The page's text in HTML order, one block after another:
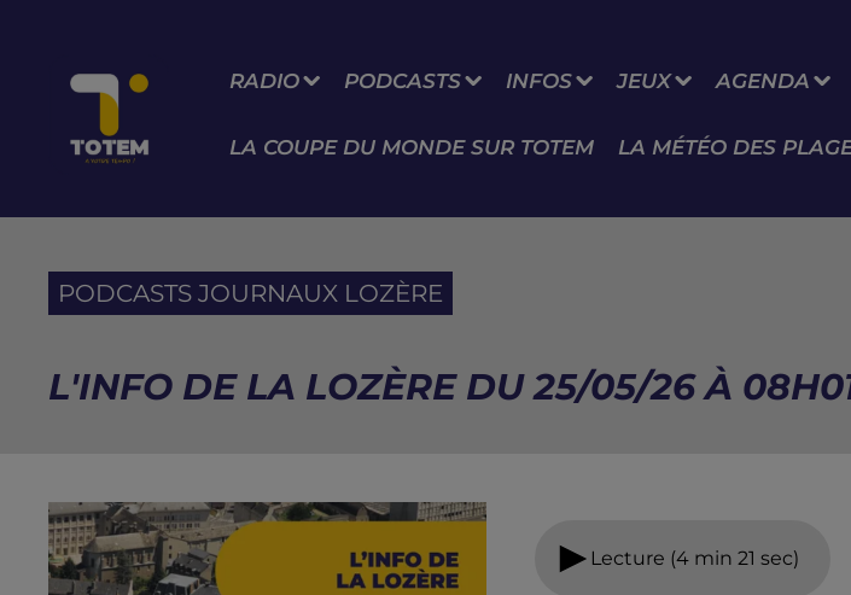
RADIO PODCASTS INFOS JEUX AGENDA
LA COUPE DU MONDE SUR TOTEM LA MÉTÉO DES
PODCASTS JOURNAUX LOZÈRE
L'INFO DE LA LOZÈRE DU 25/05/26 À
Lecture (4 min 21 sec)